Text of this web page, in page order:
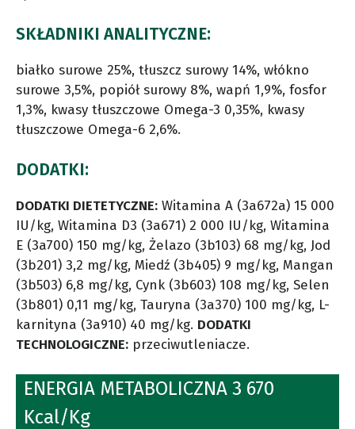
SKŁADNIKI ANALITYCZNE:
białko surowe 25%, tłuszcz surowy 14%, włókno
surowe 3,5%, popiół surowy 8%, wapń 1,9%, fosfor
1,3%, kwasy tłuszczowe Omega-3 0,35%, kwasy
tłuszczowe Omega-6 2,6%.
DODATKI:
DODATKI DIETETYCZNE: Witamina A (3a672a) 15 000
IU/kg, Witamina D3 (3a671) 2 000 IU/kg, Witamina
E (3a700) 150 mg/kg, Żelazo (3b103) 68 mg/kg, Jod
(3b201) 3,2 mg/kg, Miedź (3b405) 9 mg/kg, Mangan
(3b503) 6,8 mg/kg, Cynk (3b603) 108 mg/kg, Selen
(3b801) 0,11 mg/kg, Tauryna (3a370) 100 mg/kg, L-
karnityna (3a910) 40 mg/kg. DODATKI
TECHNOLOGICZNE: przeciwutleniacze.
ENERGIA METABOLICZNA 3 670
Kcal/Kg